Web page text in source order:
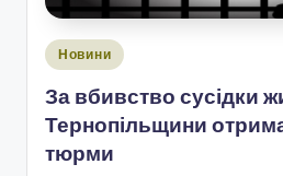
Опубліковано
Новини
За вбивство сусідки
Тернопільщини
тюрми